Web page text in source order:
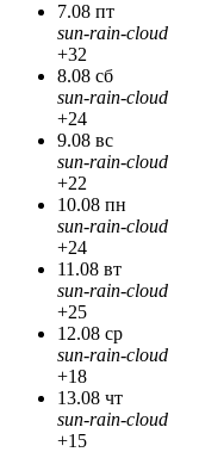
7.08 пт
sun-rain-cloud
+32
8.08 сб
sun-rain-cloud
+24
9.08 вс
sun-rain-cloud
+22
10.08 пн
sun-rain-cloud
+24
11.08 вт
sun-rain-cloud
+25
12.08 ср
sun-rain-cloud
+18
13.08 чт
sun-rain-cloud
+15